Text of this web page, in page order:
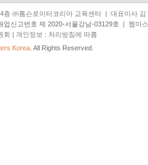
층 ㈜톰슨로이터코리아 교육센터 | 대표이사
업신고번호 제 2020-서울강남-03129호 | 웹마
회 | 개인정보 : 처리방침에 따름
Korea . All Rights Reserved.